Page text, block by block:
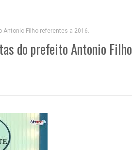
Antonio Filho referentes a 2016.
do prefeito Antonio Filho